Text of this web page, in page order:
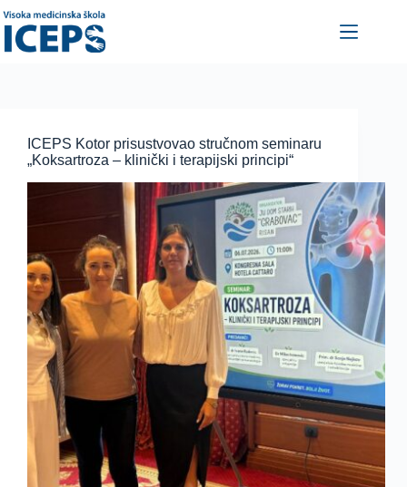
to
content
ICEPS Kotor prisustvovao stručnom seminaru
„Koksartroza – klinički i terapijski principi“